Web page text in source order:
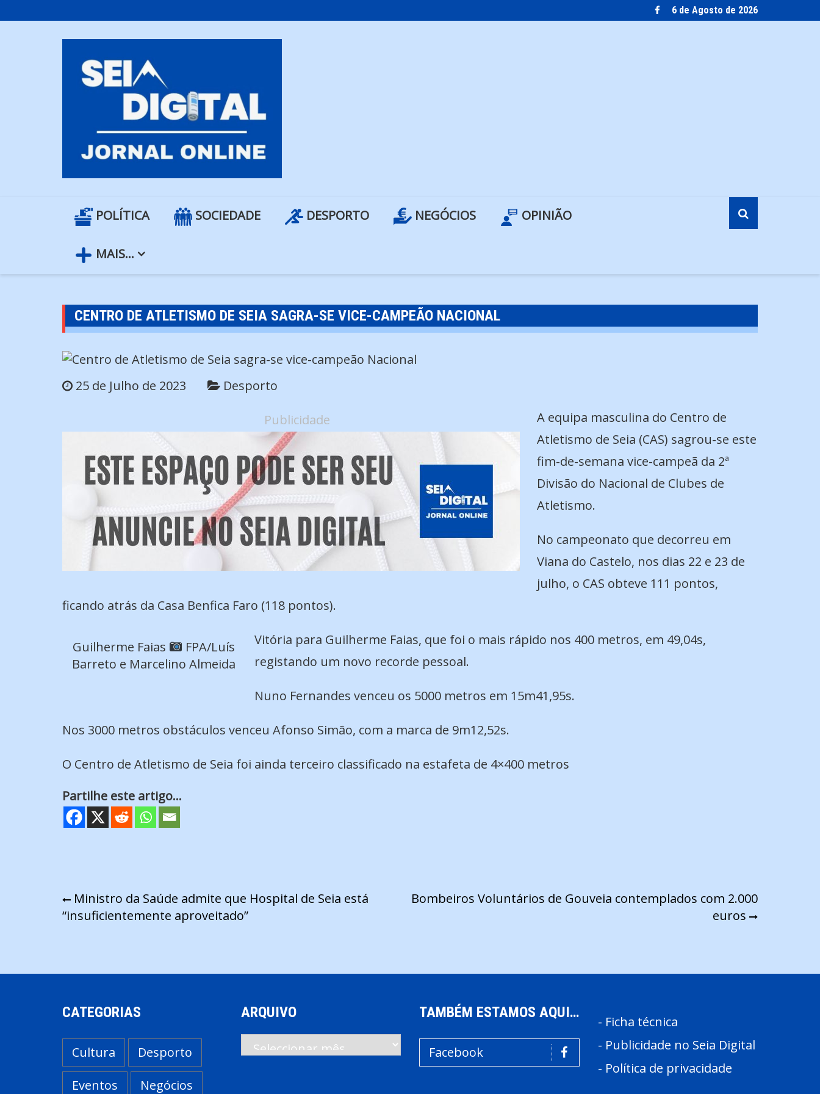
to
6 de Agosto de 2026
POLÍTICA SOCIEDADE DESPORTO NEGÓCIOS OPINIÃO
MAIS…
CENTRO DE ATLETISMO DE SEIA SAGRA-SE VICE-CAMPEÃO NACIONAL
25 de Julho de 2023 Desporto
Publicidade
A equipa masculina do Centro de
Atletismo de Seia (CAS) sagrou-se este
fim-de-semana vice-campeã da 2ª
Divisão do Nacional de Clubes de
Atletismo.
No campeonato que decorreu em
Viana do Castelo, nos dias 22 e 23 de
julho, o CAS obteve 111 pontos,
ficando atrás da Casa Benfica Faro (118 pontos).
Guilherme Faias
FPA/Luís
Barreto e Marcelino Almeida
Vitória para Guilherme Faias, que foi o mais rápido nos 400 metros, em 49,04s,
registando um novo recorde pessoal.
Nuno Fernandes venceu os 5000 metros em 15m41,95s.
Nos 3000 metros obstáculos venceu Afonso Simão, com a marca de 9m12,52s.
O Centro de Atletismo de Seia foi ainda terceiro classificado na estafeta de 4×400 metros
Partilhe este artigo...
Navegação
de
Ministro da Saúde admite que Hospital de Seia está
“insuficientemente aproveitado”
Bombeiros Voluntários de Gouveia contemplados com 2.000
euros
CATEGORIAS
Cultura
Desporto
Eventos
Negócios
ARQUIVO
Arquivo
TAMBÉM ESTAMOS AQUI…
Facebook
- Ficha técnica
- Publicidade no Seia Digital
- Política de privacidade